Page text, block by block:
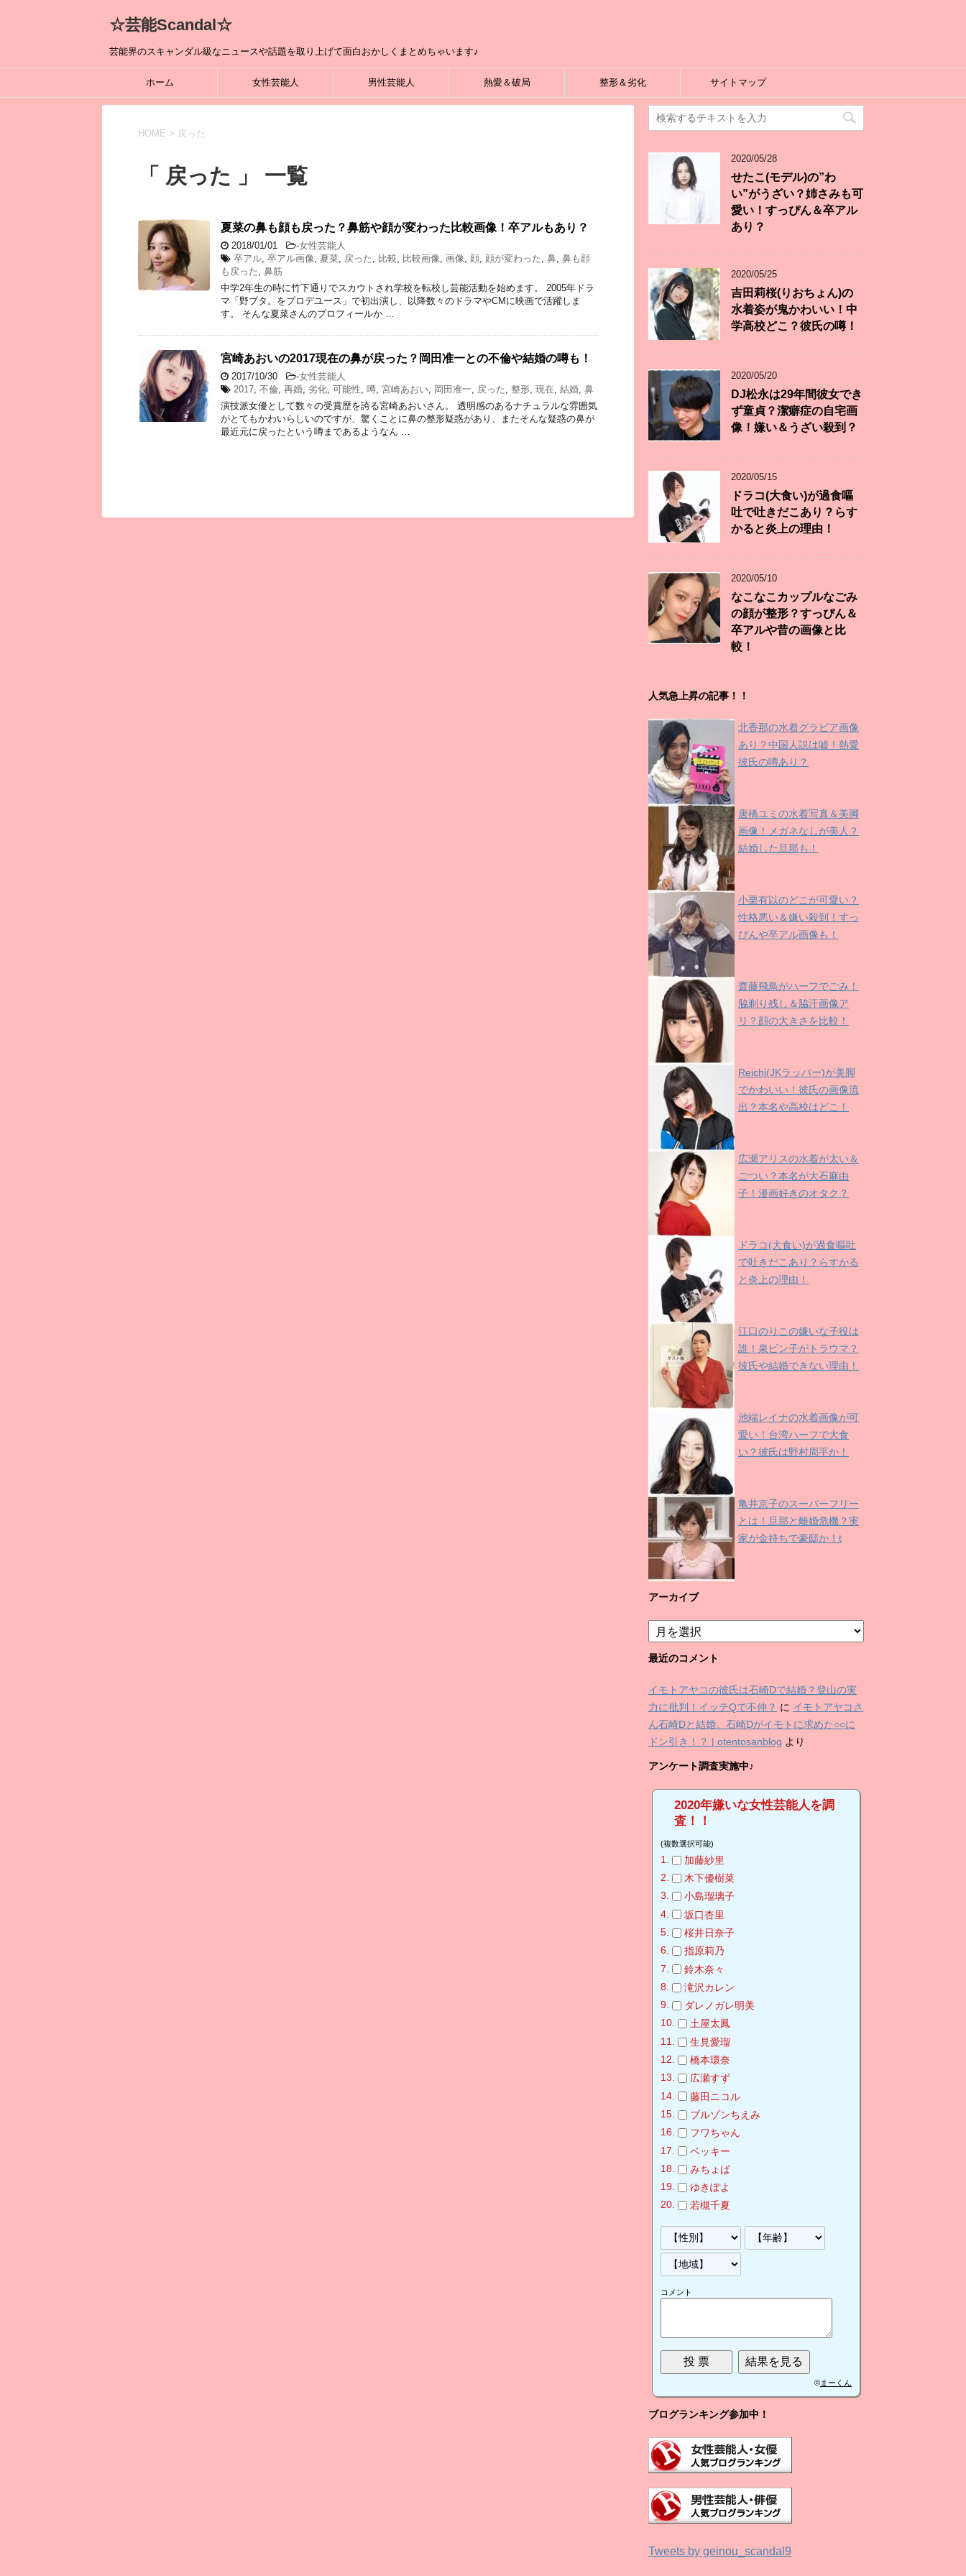
☆芸能Scandal☆
芸能界のスキャンダル級なニュースや話題を取り上げて面白おかしくまとめちゃいます♪
ホーム 女性芸能人 男性芸能人 熱愛＆破局 整形＆劣化 サイトマップ
HOME > 戻った
「 戻った 」 一覧
夏菜の鼻も顔も戻った？鼻筋や顔が変わった比較画像！卒アルもあり？
2018/01/01 -女性芸能人
卒アル, 卒アル画像, 夏菜, 戻った, 比較, 比較画像, 画像, 顔, 顔が変わった, 鼻, 鼻も顔
も戻った, 鼻筋
中学2年生の時に竹下通りでスカウトされ学校を転校し芸能活動を始めます。 2005年ドラ
マ「野ブタ。をプロデユース」で初出演し、以降数々のドラマやCMに映画で活躍しま
す。 そんな夏菜さんのプロフィールか …
宮崎あおいの2017現在の鼻が戻った？岡田准一との不倫や結婚の噂も！
2017/10/30 -女性芸能人
2017, 不倫, 再婚, 劣化, 可能性, 噂, 宮崎あおい, 岡田准一, 戻った, 整形, 現在, 結婚, 鼻
演技派女優として数々の受賞歴を誇る宮崎あおいさん。 透明感のあるナチュラルな雰囲気
がとてもかわいらしいのですが、驚くことに鼻の整形疑惑があり、またそんな疑惑の鼻が
最近元に戻ったという噂まであるようなん …
2020/05/28
せたこ(モデル)の”わ
い”がうざい？姉さみも可
愛い！すっぴん＆卒アル
あり？
2020/05/25
吉田莉桜(りおちょん)の
水着姿が鬼かわいい！中
学高校どこ？彼氏の噂！
2020/05/20
DJ松永は29年間彼女でき
ず童貞？潔癖症の自宅画
像！嫌い＆うざい殺到？
2020/05/15
ドラコ(大食い)が過食嘔
吐で吐きだこあり？らす
かると炎上の理由！
2020/05/10
なこなこカップルなごみ
の顔が整形？すっぴん＆
卒アルや昔の画像と比
較！
人気急上昇の記事！！
北香那の水着グラビア画像
あり？中国人説は嘘！熱愛
彼氏の噂あり？
唐橋ユミの水着写真＆美脚
画像！メガネなしが美人？
結婚した旦那も！
小栗有以のどこが可愛い？
性格悪い＆嫌い殺到！すっ
ぴんや卒アル画像も！
齋藤飛鳥がハーフでごみ！
脇剃り残し＆脇汗画像ア
リ？顔の大きさを比較！
Reichi(JKラッパー)が美脚
でかわいい！彼氏の画像流
出？本名や高校はどこ！
広瀬アリスの水着が太い＆
ごつい？本名が大石麻由
子！漫画好きのオタク？
ドラコ(大食い)が過食嘔吐
で吐きだこあり？らすかる
と炎上の理由！
江口のりこの嫌いな子役は
誰！泉ピン子がトラウマ？
彼氏や結婚できない理由！
池端レイナの水着画像が可
愛い！台湾ハーフで大食
い？彼氏は野村周平か！
亀井京子のスーパーフリー
とは！旦那と離婚危機？実
家が金持ちで豪邸か！t
アーカイブ
ア
ー
カ
ブ
最近のコメント
イモトアヤコの彼氏は石崎Dで結婚？登山の実
力に批判！イッテQで不仲？ に イモトアヤコさ
ん石崎Dと結婚。石崎Dがイモトに求めた○○に
ドン引き！？ | otentosanblog より
アンケート調査実施中♪
2020年嫌いな女性芸能人を調
査！！
(複数選択可能)
加藤紗里
木下優樹菜
小島瑠璃子
坂口杏里
桜井日奈子
指原莉乃
鈴木奈々
滝沢カレン
ダレノガレ明美
土屋太鳳
生見愛瑠
橋本環奈
広瀬すず
藤田ニコル
ブルゾンちえみ
フワちゃん
ベッキー
みちょぱ
ゆきぽよ
若槻千夏
コメント
©まーくん
ブログランキング参加中！
Tweets by geinou_scandal9